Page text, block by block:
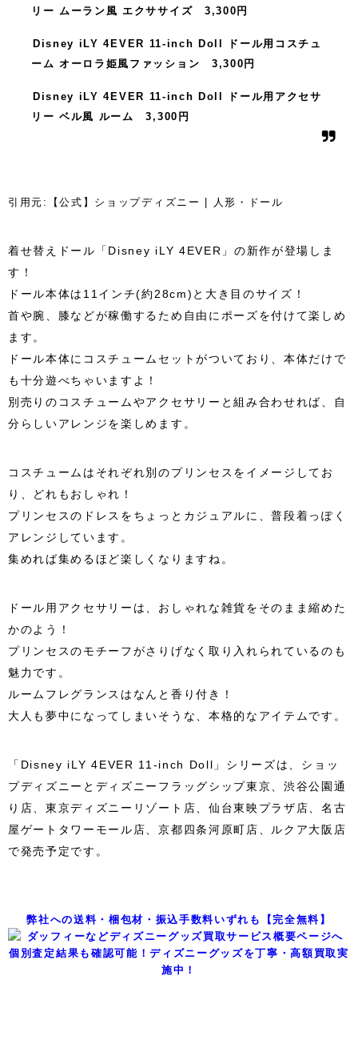
リー ムーラン風 エクササイズ 3,300円
Disney iLY 4EVER 11-inch Doll ドール用コスチュ
ーム オーロラ姫風ファッション 3,300円
Disney iLY 4EVER 11-inch Doll ドール用アクセサ
リー ベル風 ルーム 3,300円
引用元:【公式】ショップディズニー | 人形・ドール
着せ替えドール「Disney iLY 4EVER」の新作が登場しま
す！
ドール本体は11インチ(約28cm)と大き目のサイズ！
首や腕、膝などが稼働するため自由にポーズを付けて楽しめ
ます。
ドール本体にコスチュームセットがついており、本体だけで
も十分遊べちゃいますよ！
別売りのコスチュームやアクセサリーと組み合わせれば、自
分らしいアレンジを楽しめます。
コスチュームはそれぞれ別のプリンセスをイメージしてお
り、どれもおしゃれ！
プリンセスのドレスをちょっとカジュアルに、普段着っぽく
アレンジしています。
集めれば集めるほど楽しくなりますね。
ドール用アクセサリーは、おしゃれな雑貨をそのまま縮めた
かのよう！
プリンセスのモチーフがさりげなく取り入れられているのも
魅力です。
ルームフレグランスはなんと香り付き！
大人も夢中になってしまいそうな、本格的なアイテムです。
「Disney iLY 4EVER 11-inch Doll」シリーズは、ショッ
プディズニーとディズニーフラッグシップ東京、渋谷公園通
り店、東京ディズニーリゾート店、仙台東映プラザ店、名古
屋ゲートタワーモール店、京都四条河原町店、ルクア大阪店
で発売予定です。
弊社への送料・梱包材・振込手数料いずれも【完全無料】
個別査定結果も確認可能！ディズニーグッズを丁寧・高額買取実
施中！